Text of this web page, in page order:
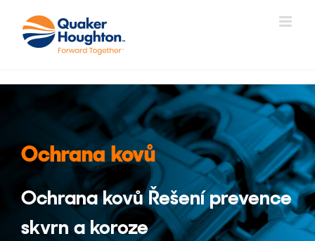
obsah
Ochrana kovů
Ochrana kovů Řešení prevence
skvrn a koroze